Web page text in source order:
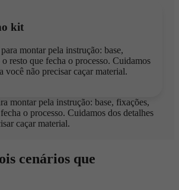
kit
montar pela instrução: base,
resto que fecha o processo. Cuidamos
você não precisar caçar material.
montar pela instrução: base, fixações,
o processo. Cuidamos dos detalhes
caçar material.
cenários que